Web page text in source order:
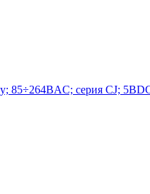
85÷264ВAC; серия CJ;